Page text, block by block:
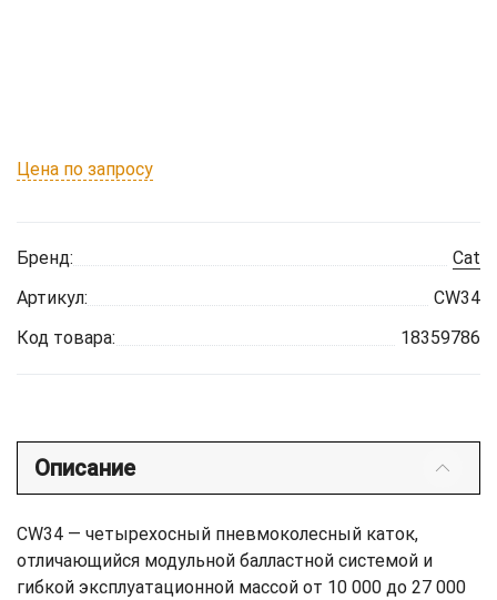
Цена по запросу
Бренд:
Cat
Артикул:
CW34
Код товара:
18359786
Описание
CW34 — четырехосный пневмоколесный каток,
отличающийся модульной балластной системой и
гибкой эксплуатационной массой от 10 000 до 27 000